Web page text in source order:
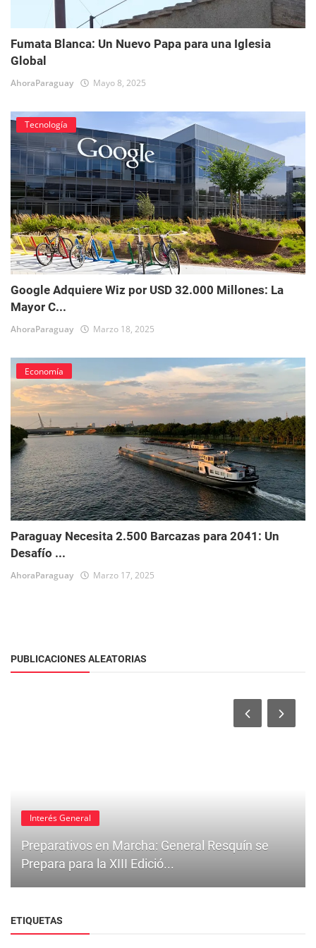
Fumata Blanca: Un Nuevo Papa para una Iglesia
Global
AhoraParaguay Mayo 8, 2025
Tecnología
Google Adquiere Wiz por USD 32.000 Millones: La
Mayor C...
AhoraParaguay Marzo 18, 2025
Economía
Paraguay Necesita 2.500 Barcazas para 2041: Un
Desafío ...
AhoraParaguay Marzo 17, 2025
PUBLICACIONES ALEATORIAS
Interés General
Preparativos en Marcha: General Resquín se
Prepara para la XIII Edició...
ETIQUETAS